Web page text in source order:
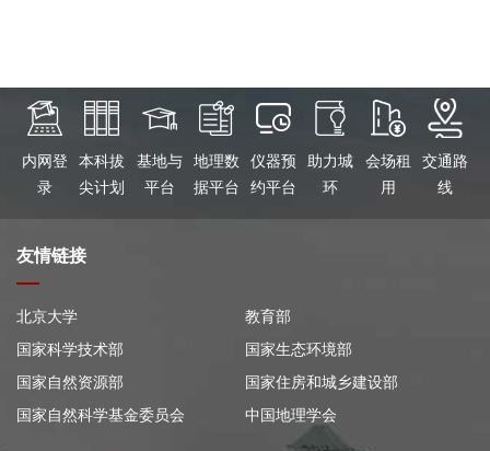
内网登
录
本科拔
尖计划
基地与
平台
地理数
据平台
仪器预
约平台
助力城
环
会场租
用
交通路
线
友情链接
北京大学
教育部
国家科学技术部
国家生态环境部
国家自然资源部
国家住房和城乡建设部
国家自然科学基金委员会
中国地理学会